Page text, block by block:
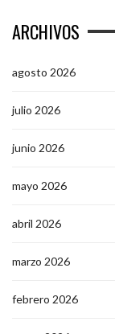
ARCHIVOS
agosto 2026
julio 2026
junio 2026
mayo 2026
abril 2026
marzo 2026
febrero 2026